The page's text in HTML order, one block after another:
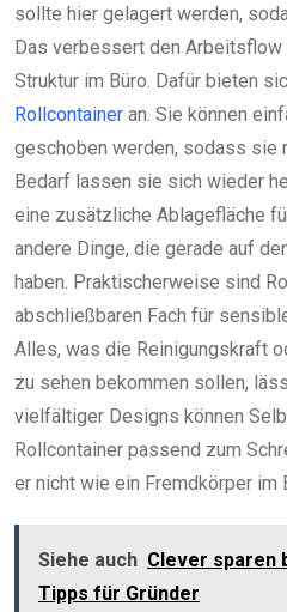
sollte hier gelagert werden,
Das verbessert den
Struktur im Büro. Dafür bieten
Rollcontainer an. Sie können
geschoben werden, sodass sie
Bedarf lassen sie sich wieder
eine zusätzliche Ablagefläche
andere Dinge, die gerade auf
haben. Praktischerweise sind
abschließbaren Fach für
Alles, was die Reinigungskraft
zu sehen bekommen sollen,
vielfältiger Designs können
Rollcontainer passend zum
er nicht wie ein Fremdkörper im
Siehe auch Clever sparen
Tipps für Gründer